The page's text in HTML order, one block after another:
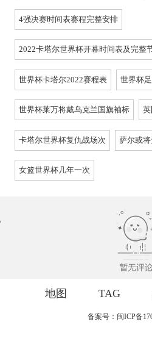
4强决赛时间表赛程完整安排
2022卡塔尔世界杯开幕时间表及完整
世界杯卡塔尔2022赛程表 世界杯
世界杯莱万将戴乌克兰国旗袖标
卡塔尔世界杯复仇战场次 萨尔或
女篮世界杯几年一次
地图 TAG
备案号：闽ICP备